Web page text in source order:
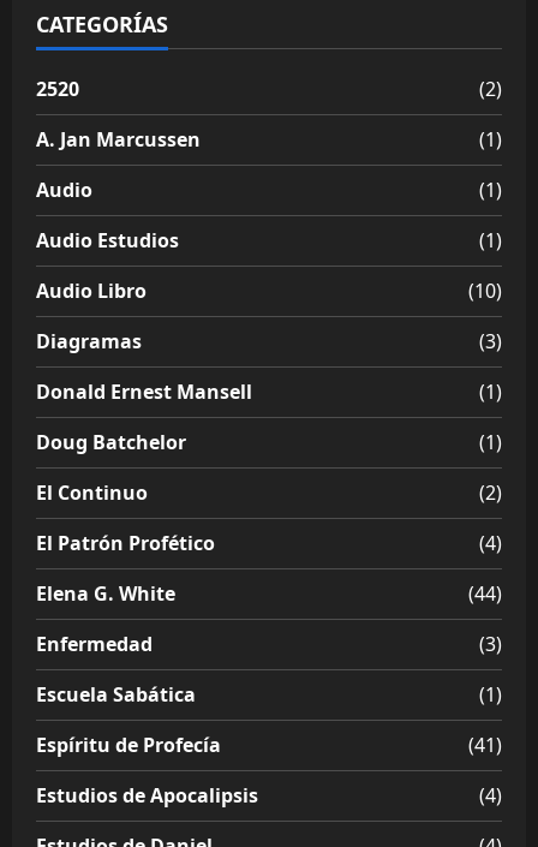
CATEGORÍAS
2520
(2)
A. Jan Marcussen
(1)
Audio
(1)
Audio Estudios
(1)
Audio Libro
(10)
Diagramas
(3)
Donald Ernest Mansell
(1)
Doug Batchelor
(1)
El Continuo
(2)
El Patrón Profético
(4)
Elena G. White
(44)
Enfermedad
(3)
Escuela Sabática
(1)
Espíritu de Profecía
(41)
Estudios de Apocalipsis
(4)